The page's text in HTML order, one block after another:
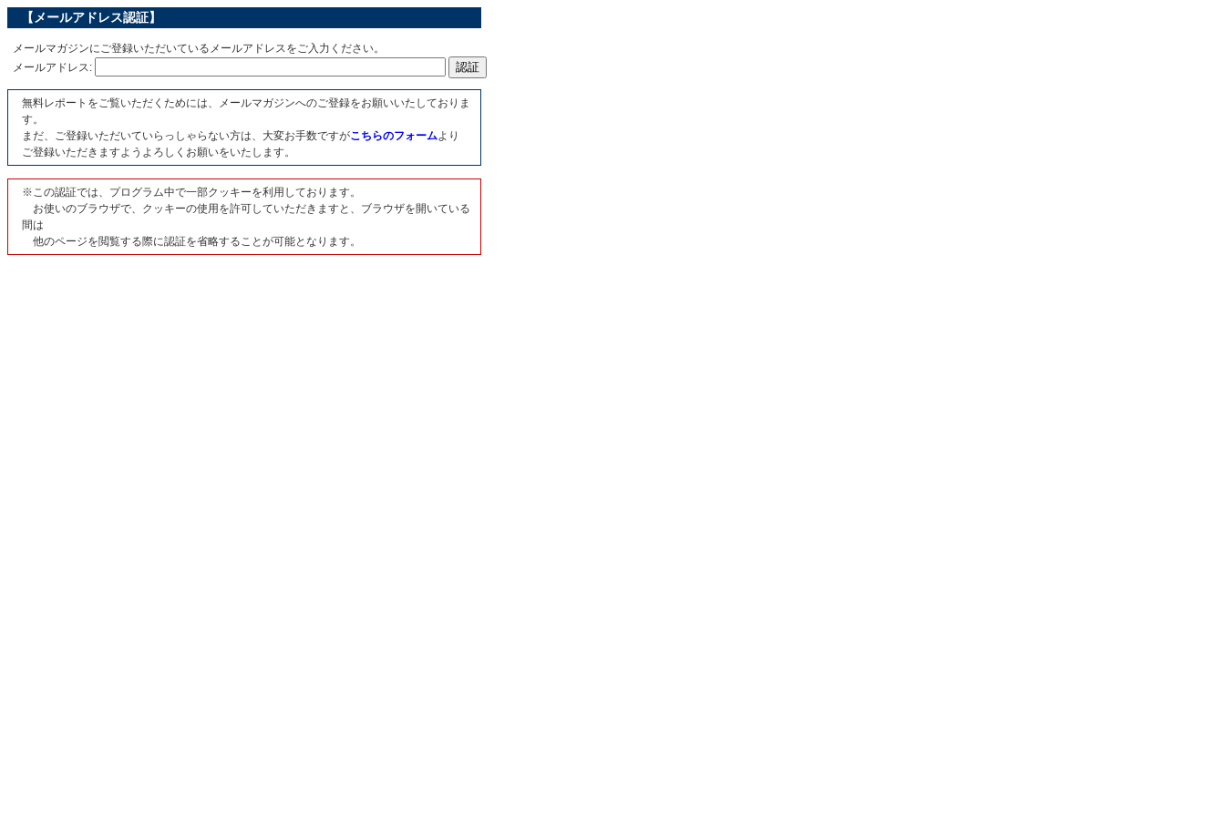
【メールアドレス認証】
メールマガジンにご登録いただいているメールアドレスをご入力ください。
メールアドレス:
無料レポートをご覧いただくためには、メールマガジンへのご登録をお願いいたしておりま
す。
まだ、ご登録いただいていらっしゃらない方は、大変お手数ですがこちらのフォームより
ご登録いただきますようよろしくお願いをいたします。
※この認証では、プログラム中で一部クッキーを利用しております。
お使いのブラウザで、クッキーの使用を許可していただきますと、ブラウザを開いている
間は
他のページを閲覧する際に認証を省略することが可能となります。